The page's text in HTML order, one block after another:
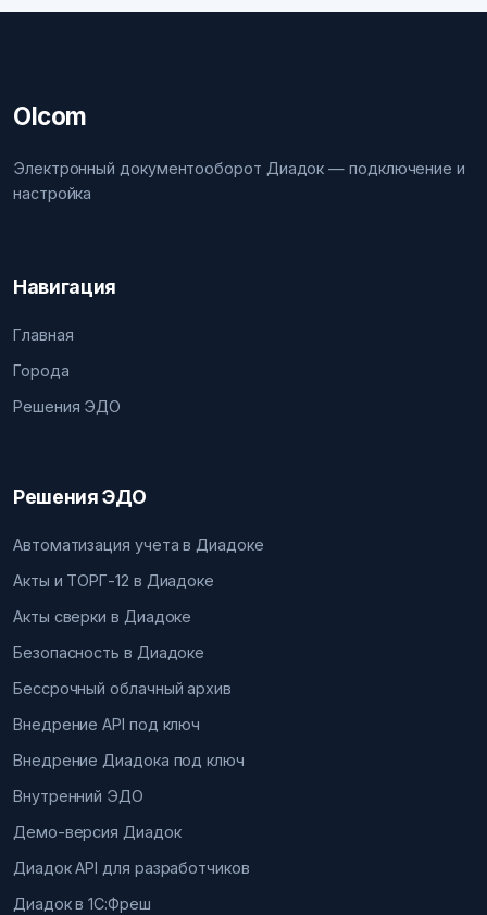
Olcom
Электронный документооборот Диадок — подключение и
настройка
Навигация
Главная
Города
Решения ЭДО
Решения ЭДО
Автоматизация учета в Диадоке
Акты и ТОРГ-12 в Диадоке
Акты сверки в Диадоке
Безопасность в Диадоке
Бессрочный облачный архив
Внедрение API под ключ
Внедрение Диадока под ключ
Внутренний ЭДО
Демо-версия Диадок
Диадок API для разработчиков
Диадок в 1С:Фреш